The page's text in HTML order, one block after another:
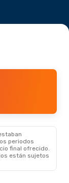
periodos
final ofrecido.
están sujetos